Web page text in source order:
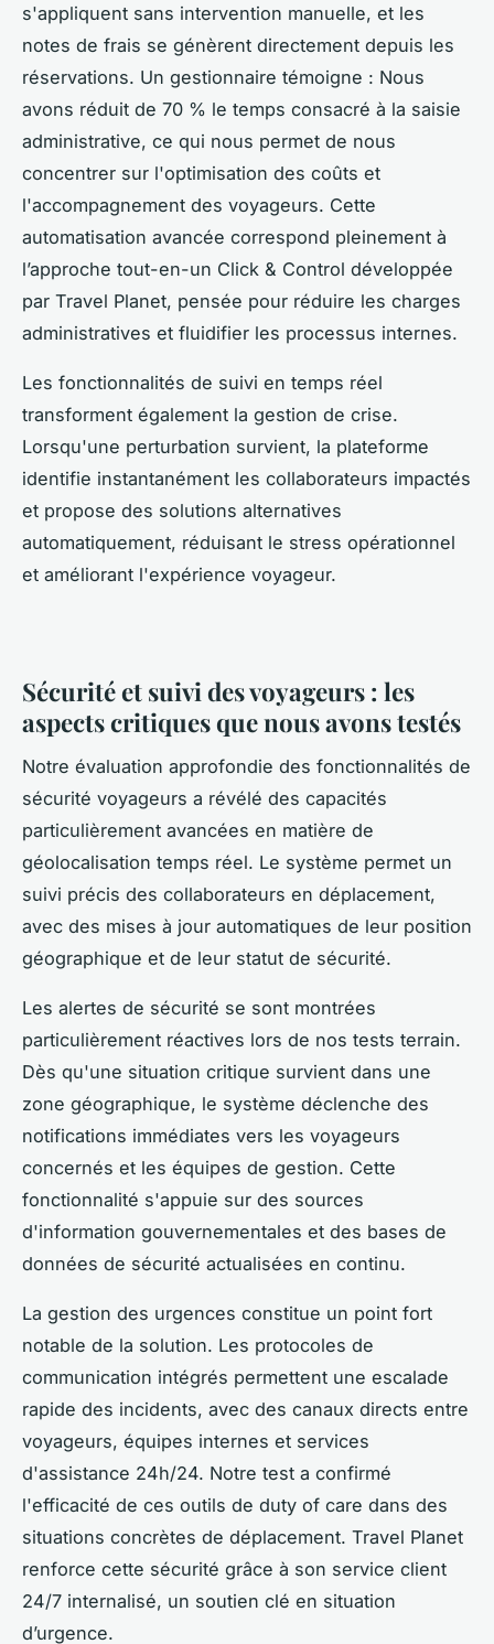
s'appliquent sans intervention manuelle, et les
notes de frais se génèrent directement depuis les
réservations. Un gestionnaire témoigne : Nous
avons réduit de 70 % le temps consacré à la saisie
administrative, ce qui nous permet de nous
concentrer sur l'optimisation des coûts et
l'accompagnement des voyageurs. Cette
automatisation avancée correspond pleinement à
l’approche tout-en-un Click & Control développée
par Travel Planet, pensée pour réduire les charges
administratives et fluidifier les processus internes.
Les fonctionnalités de suivi en temps réel
transforment également la gestion de crise.
Lorsqu'une perturbation survient, la plateforme
identifie instantanément les collaborateurs impactés
et propose des solutions alternatives
automatiquement, réduisant le stress opérationnel
et améliorant l'expérience voyageur.
Sécurité et suivi des voyageurs : les
aspects critiques que nous avons testés
Notre évaluation approfondie des fonctionnalités de
sécurité voyageurs a révélé des capacités
particulièrement avancées en matière de
géolocalisation temps réel. Le système permet un
suivi précis des collaborateurs en déplacement,
avec des mises à jour automatiques de leur position
géographique et de leur statut de sécurité.
Les alertes de sécurité se sont montrées
particulièrement réactives lors de nos tests terrain.
Dès qu'une situation critique survient dans une
zone géographique, le système déclenche des
notifications immédiates vers les voyageurs
concernés et les équipes de gestion. Cette
fonctionnalité s'appuie sur des sources
d'information gouvernementales et des bases de
données de sécurité actualisées en continu.
La gestion des urgences constitue un point fort
notable de la solution. Les protocoles de
communication intégrés permettent une escalade
rapide des incidents, avec des canaux directs entre
voyageurs, équipes internes et services
d'assistance 24h/24. Notre test a confirmé
l'efficacité de ces outils de duty of care dans des
situations concrètes de déplacement. Travel Planet
renforce cette sécurité grâce à son service client
24/7 internalisé, un soutien clé en situation
d’urgence.